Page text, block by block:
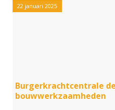
22 januari 2025
Burgerkrachtcentrale
bouwwerkzaamheden